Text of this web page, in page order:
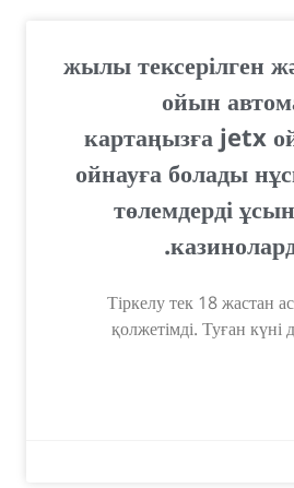
2026 жылы тексерілген
ойын
картаңызға jetx
ойнауға болады
төлемдерді
Тіркелу тек 18 жастан
қолжетімді. Туған күні